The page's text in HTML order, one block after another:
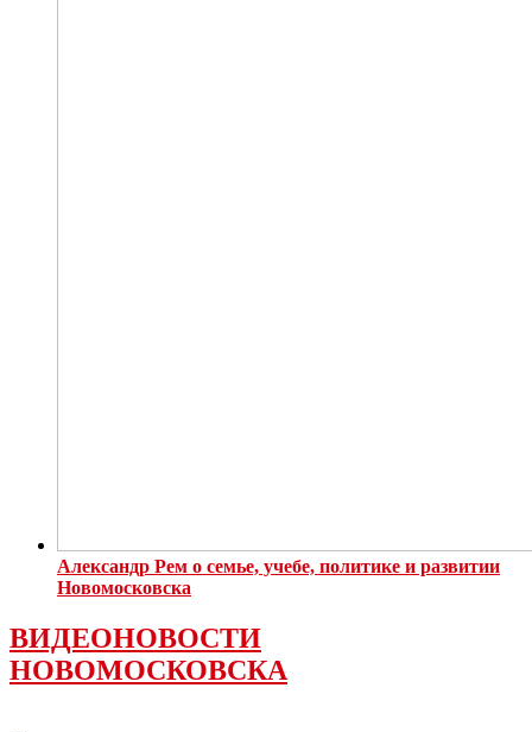
Александр Рем о семье, учебе, политике и развитии
Новомосковска
ВИДЕОНОВОСТИ
НОВОМОСКОВСКА